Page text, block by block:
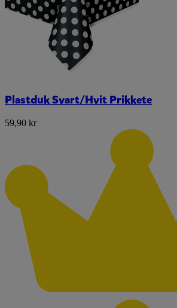
Plastduk Svart/Hvit Prikkete
59,90 kr